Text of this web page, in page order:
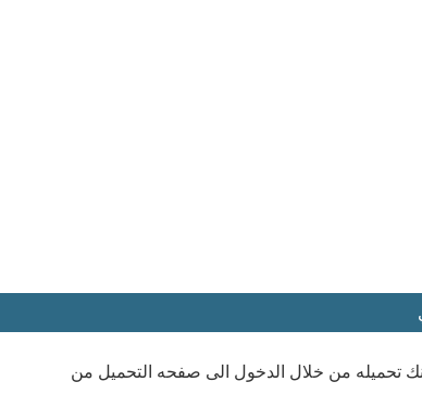
تحميله من خلال الدخول الى صفحه التحميل من